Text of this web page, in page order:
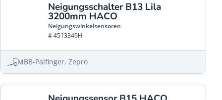
Neigungsschalter B13 Lila
3200mm HACO
Neigungswinkelsensoren
# 4513349H
MBB-Palfinger, Zepro